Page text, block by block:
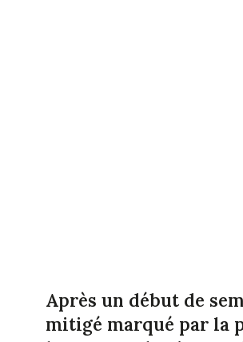
Après un début de
mitigé marqué par la